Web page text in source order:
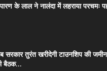
के लाल ने नालंदा में लहराया परचमः
सरकार तुरंत खरीदेगी टाउनशिप की
बैठक...